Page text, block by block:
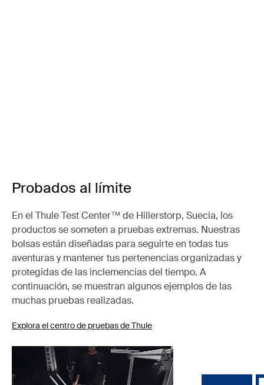
Probados al límite
En el Thule Test Center™ de Hillerstorp, Suecia, los
productos se someten a pruebas extremas. Nuestras
bolsas están diseñadas para seguirte en todas tus
aventuras y mantener tus pertenencias organizadas y
protegidas de las inclemencias del tiempo. A
continuación, se muestran algunos ejemplos de las
muchas pruebas realizadas.
Explora el centro de pruebas de Thule